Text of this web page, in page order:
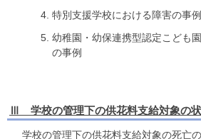
特別支援学校における障害の事例
幼稚園・幼保連携型認定こども
の事例
Ⅲ 学校の管理下の供花料支給対象の
学校の管理下の供花料支給対象の死亡